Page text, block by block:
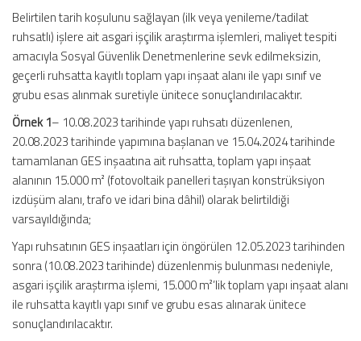
Belirtilen tarih koşulunu sağlayan (ilk veya yenileme/tadilat
ruhsatlı) işlere ait asgari işçilik araştırma işlemleri, maliyet tespiti
amacıyla Sosyal Güvenlik Denetmenlerine sevk edilmeksizin,
geçerli ruhsatta kayıtlı toplam yapı inşaat alanı ile yapı sınıf ve
grubu esas alınmak suretiyle ünitece sonuçlandırılacaktır.
Örnek 1– 10.08.2023 tarihinde yapı ruhsatı düzenlenen,
20.08.2023 tarihinde yapımına başlanan ve 15.04.2024 tarihinde
tamamlanan GES inşaatına ait ruhsatta, toplam yapı inşaat
alanının 15.000 m² (fotovoltaik panelleri taşıyan konstrüksiyon
izdüşüm alanı, trafo ve idari bina dâhil) olarak belirtildiği
varsayıldığında;
Yapı ruhsatının GES inşaatları için öngörülen 12.05.2023 tarihinden
sonra (10.08.2023 tarihinde) düzenlenmiş bulunması nedeniyle,
asgari işçilik araştırma işlemi, 15.000 m²’lik toplam yapı inşaat alanı
ile ruhsatta kayıtlı yapı sınıf ve grubu esas alınarak ünitece
sonuçlandırılacaktır.